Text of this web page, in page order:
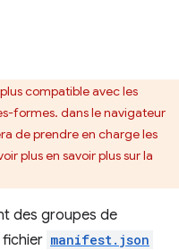
compatible avec les
formes. dans le navigateur
de prendre en charge les
plus en savoir plus sur la
des groupes de
manifest.json